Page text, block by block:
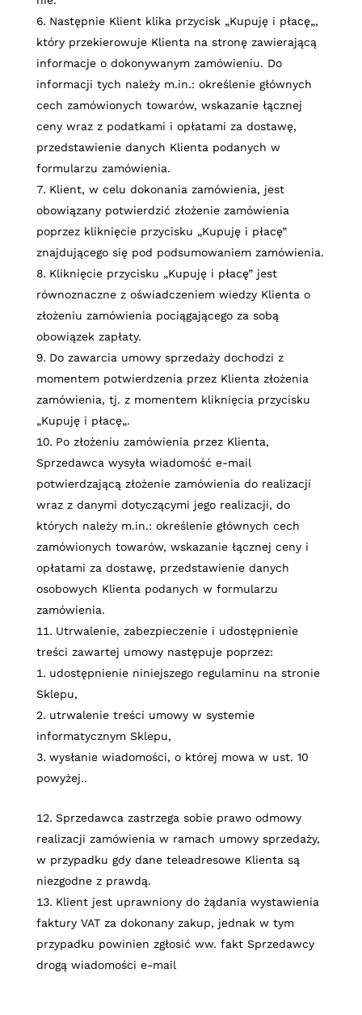
Następnie Klient klika przycisk „Kupuję i płacę„,
który przekierowuje Klienta na stronę zawierającą
informacje o dokonywanym zamówieniu. Do
informacji tych należy m.in.: określenie głównych
cech zamówionych towarów, wskazanie łącznej
ceny wraz z podatkami i opłatami za dostawę,
przedstawienie danych Klienta podanych w
formularzu zamówienia.
Klient, w celu dokonania zamówienia, jest
obowiązany potwierdzić złożenie zamówienia
poprzez kliknięcie przycisku „Kupuję i płacę”
znajdującego się pod podsumowaniem zamówienia.
Kliknięcie przycisku „Kupuję i płacę” jest
równoznaczne z oświadczeniem wiedzy Klienta o
złożeniu zamówienia pociągającego za sobą
obowiązek zapłaty.
Do zawarcia umowy sprzedaży dochodzi z
momentem potwierdzenia przez Klienta złożenia
zamówienia, tj. z momentem kliknięcia przycisku
„Kupuję i płacę„.
Po złożeniu zamówienia przez Klienta,
Sprzedawca wysyła wiadomość e-mail
potwierdzającą złożenie zamówienia do realizacji
wraz z danymi dotyczącymi jego realizacji, do
których należy m.in.: określenie głównych cech
zamówionych towarów, wskazanie łącznej ceny i
opłatami za dostawę, przedstawienie danych
osobowych Klienta podanych w formularzu
zamówienia.
Utrwalenie, zabezpieczenie i udostępnienie
treści zawartej umowy następuje poprzez:
udostępnienie niniejszego regulaminu na stronie
Sklepu,
utrwalenie treści umowy w systemie
informatycznym Sklepu,
wysłanie wiadomości, o której mowa w ust. 10
powyżej..
Sprzedawca zastrzega sobie prawo odmowy
realizacji zamówienia w ramach umowy sprzedaży,
w przypadku gdy dane teleadresowe Klienta są
niezgodne z prawdą.
Klient jest uprawniony do żądania wystawienia
faktury VAT za dokonany zakup, jednak w tym
przypadku powinien zgłosić ww. fakt Sprzedawcy
drogą wiadomości e-mail